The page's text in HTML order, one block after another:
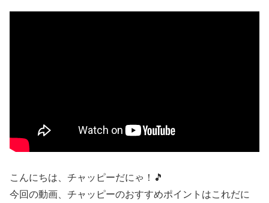
こんにちは、チャッピーだにゃ！🎵
今回の動画、チャッピーのおすすめポイントはこれだに